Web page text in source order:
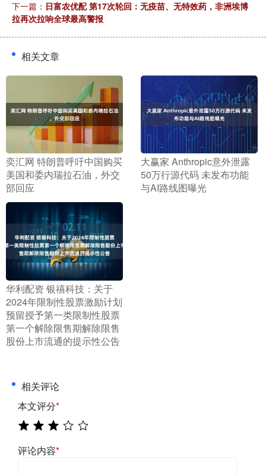
下一篇： 日富农优配 第17次轮回：无疫苗、无特效药，非洲埃博
拉再次拉响全球最高警报
相关文章
​奕汇网 特朗普呼吁中国购买
美国和委内瑞拉石油，外交
部回应
​大赢家 Anthropic意外泄露
50万行源代码 未发布功能
与AI路线图曝光
​华利配资 银禧科技：关于
2024年限制性股票激励计划
预留授予第一类限制性股票
第一个解除限售期解除限售
股份上市流通的提示性公告
相关评论
本文评分*
评论内容*